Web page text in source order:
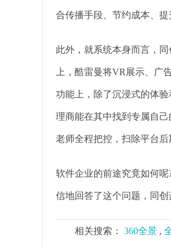
合传播手段、节约成本、提
此外，就系统本身而言，
上，酷雷曼将VR展示、广
功能上，除了沉浸式的体
理商能在其中找到专属自
老师全程把控，扫除平台后
软件企业的前途究竟如何
信地回答了这个问题，同创
相关搜索： 360全景 ,